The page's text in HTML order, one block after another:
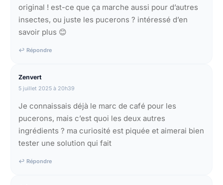
original ! est-ce que ça marche aussi pour d’autres
insectes, ou juste les pucerons ? intéressé d’en
savoir plus 😊
↩ Répondre
Zenvert
5 juillet 2025 à 20h39
Je connaissais déjà le marc de café pour les
pucerons, mais c’est quoi les deux autres
ingrédients ? ma curiosité est piquée et aimerai bien
tester une solution qui fait
↩ Répondre